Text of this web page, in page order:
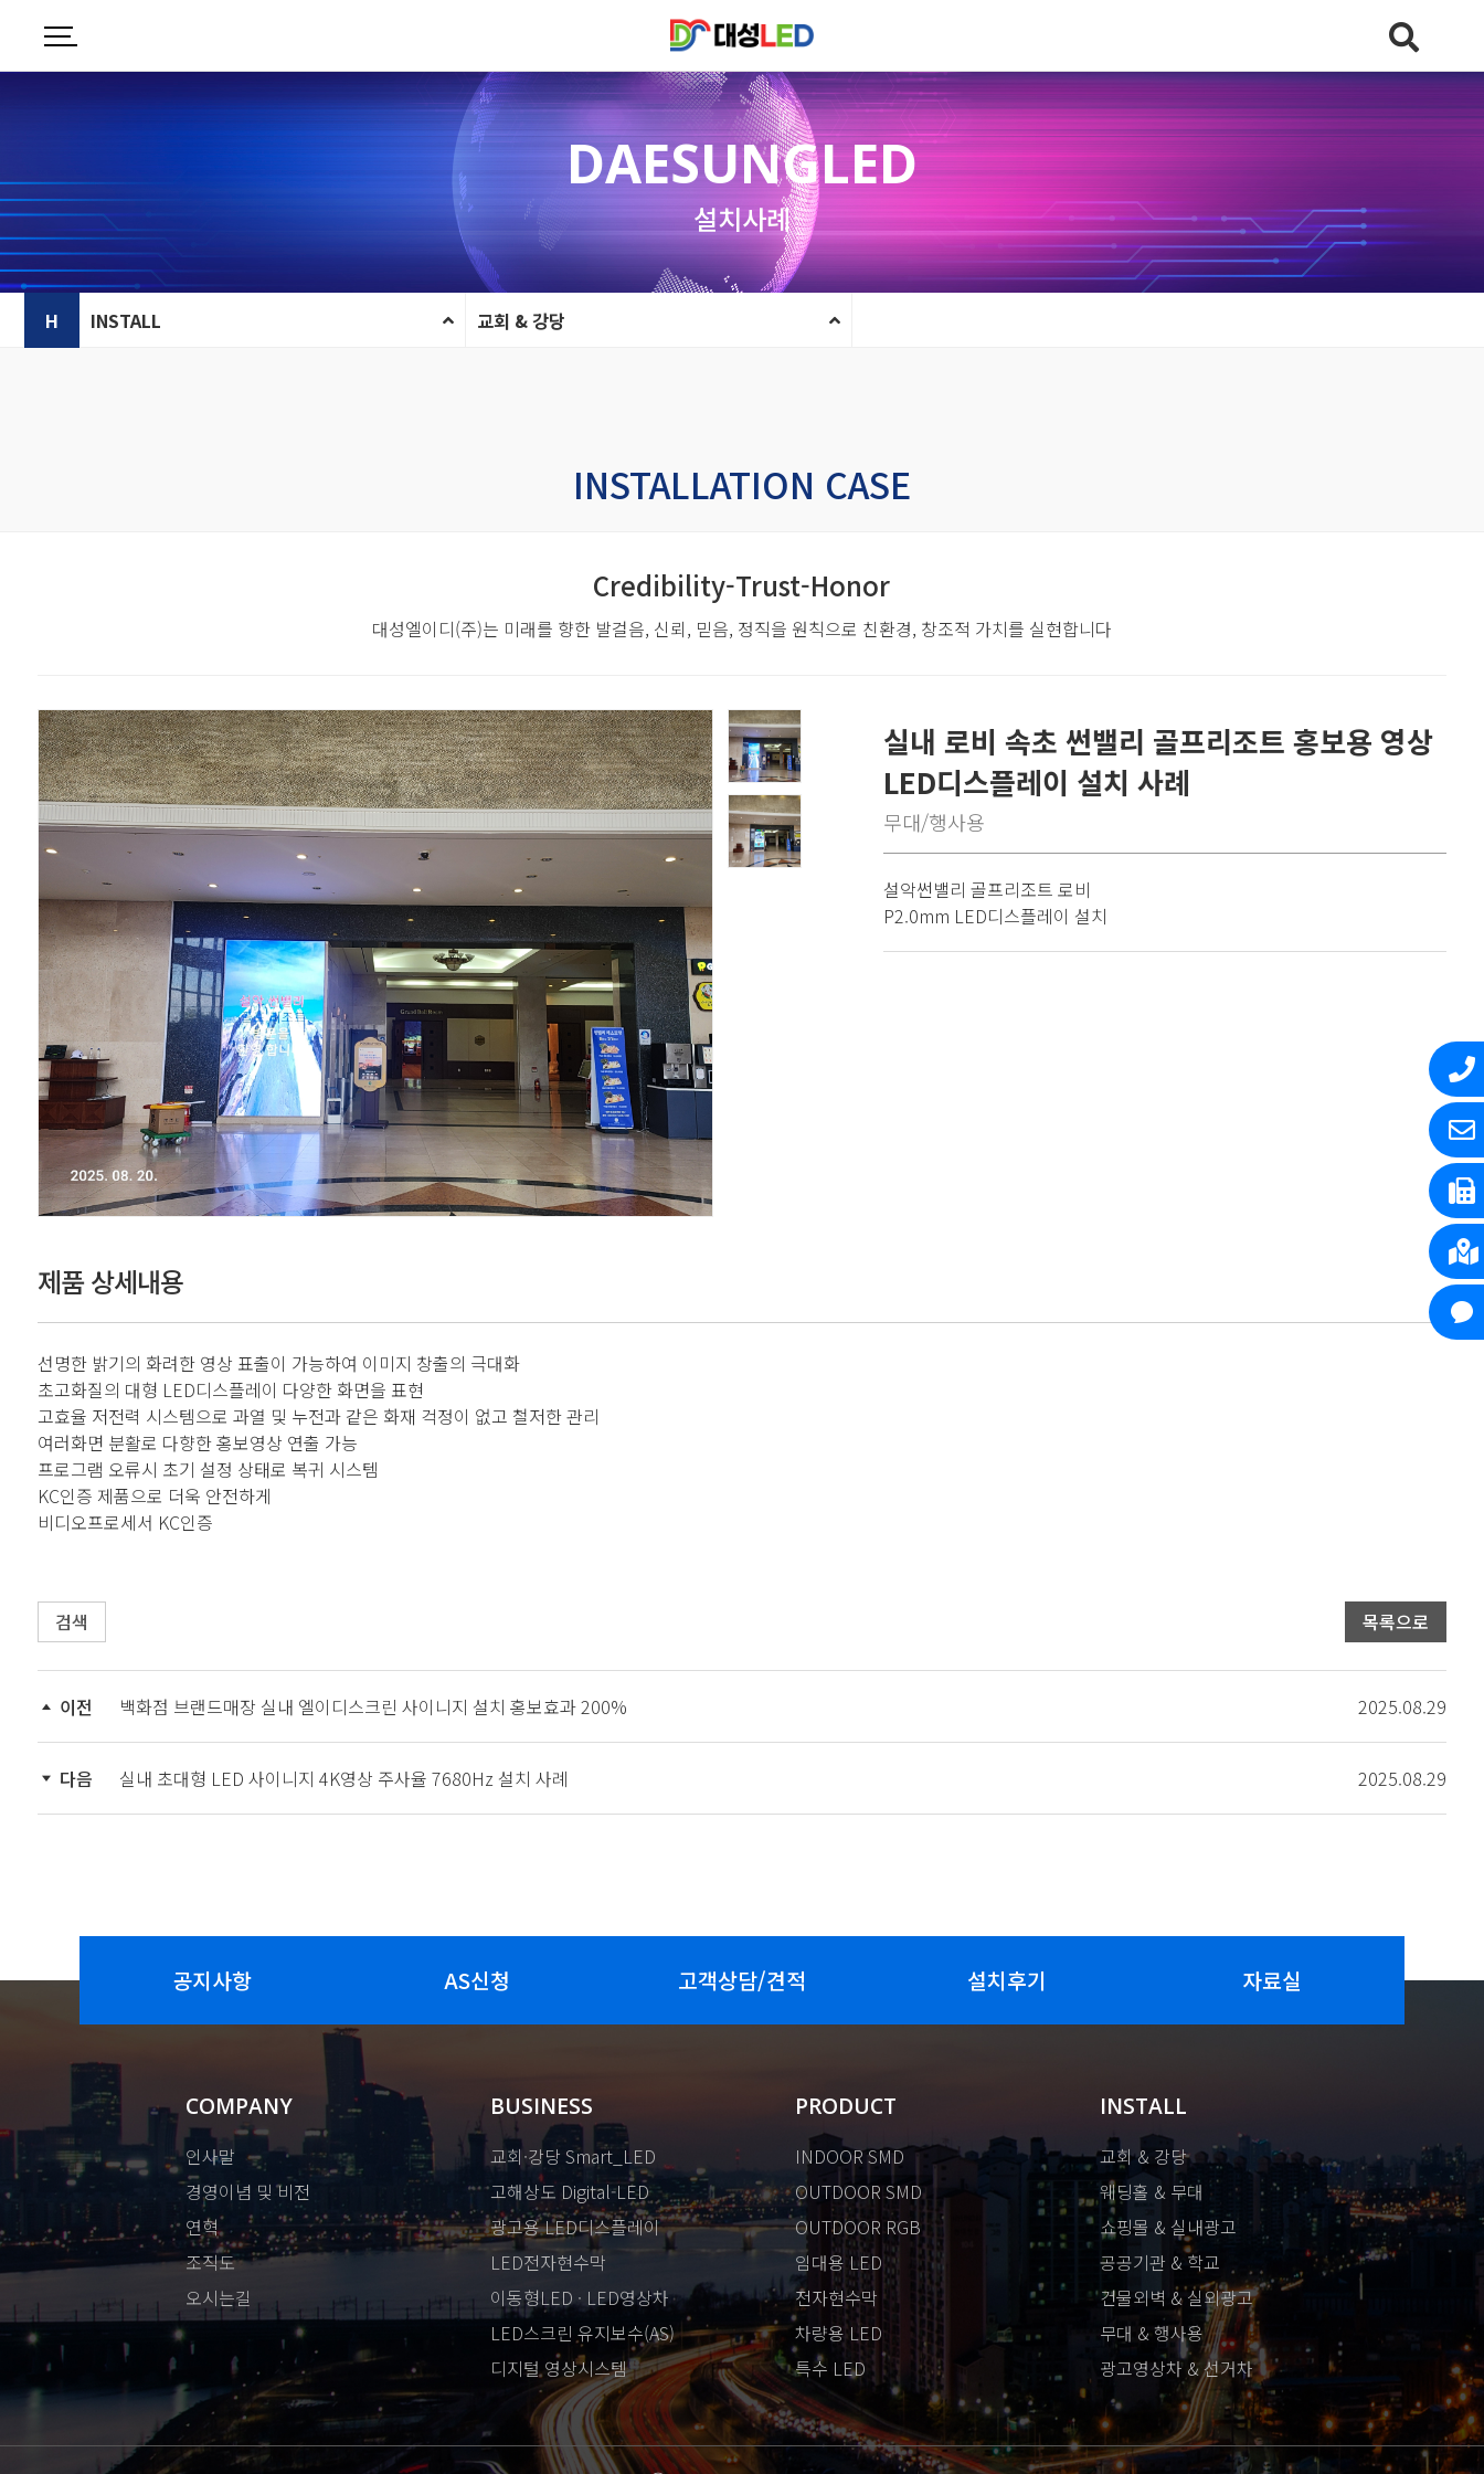
DAESUNGLED
설치사례
H INSTALL 교회 & 강당
INSTALLATION CASE
Credibility-Trust-Honor
대성엘이디(주)는 미래를 향한 발걸음, 신뢰, 믿음, 정직을 원칙으로 친환경, 창조적 가치를 실현합니다
실내 로비 속초 썬밸리 골프리조트 홍보용 영상
LED디스플레이 설치 사례
무대/행사용
설악썬밸리 골프리조트 로비
P2.0mm LED디스플레이 설치
제품 상세내용
선명한 밝기의 화려한 영상 표출이 가능하여 이미지 창출의 극대화
초고화질의 대형 LED디스플레이 다양한 화면을 표현
고효율 저전력 시스템으로 과열 및 누전과 같은 화재 걱정이 없고 철저한 관리
여러화면 분활로 다향한 홍보영상 연출 가능
프로그램 오류시 초기 설정 상태로 복귀 시스템
KC인증 제품으로 더욱 안전하게
비디오프로세서 KC인증
검색 목록으로
이전 백화점 브랜드매장 실내 엘이디스크린 사이니지 설치 홍보효과 200% 2025.08.29
다음 실내 초대형 LED 사이니지 4K영상 주사율 7680Hz 설치 사례 2025.08.29
공지사항 AS신청 고객상담/견적 설치후기 자료실
COMPANY
인사말
경영이념 및 비전
연혁
조직도
오시는길
BUSINESS
교회·강당 Smart_LED
고해상도 Digital-LED
광고용 LED디스플레이
LED전자현수막
이동형LED · LED영상차
LED스크린 유지보수(AS)
디지털 영상시스템
PRODUCT
INDOOR SMD
OUTDOOR SMD
OUTDOOR RGB
임대용 LED
전자현수막
차량용 LED
특수 LED
INSTALL
교회 & 강당
웨딩홀 & 무대
쇼핑몰 & 실내광고
공공기관 & 학교
건물외벽 & 실외광고
무대 & 행사용
광고영상차 & 선거차